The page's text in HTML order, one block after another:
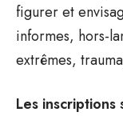
figurer et
informes, hors-
extrêmes,
Les